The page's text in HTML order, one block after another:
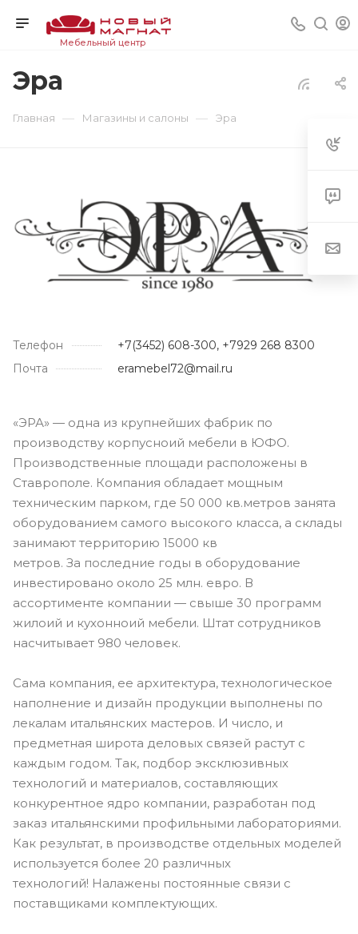
Мебельный центр
Эра
Главная — Магазины и салоны — Эра
Телефон
+7(3452) 608-300, +7929 268 8300
Почта
eramebel72@mail.ru
«ЭРА» — одна из крупнейших фабрик по
производству корпусноий мебели в ЮФО.
Производственные площади расположены в
Ставрополе. Компания обладает мощным
техническим парком, где 50 000 кв.метров занята
оборудованием самого высокого класса, а склады
занимают территорию 15000 кв
метров. За последние годы в оборудование
инвестировано около 25 млн. евро. В
ассортименте компании — свыше 30 программ
жилоий и кухонноий мебели. Штат сотрудников
насчитывает 980 человек.
Сама компания, ее архитектура, технологическое
наполнение и дизайн продукции выполнены по
лекалам итальянских мастеров. И число, и
предметная широта деловых связей растут с
каждым годом. Так, подбор эксклюзивных
технологий и материалов, составляющих
конкурентное ядро компании, разработан под
заказ итальянскими профильными лабораториями.
Как результат, в производстве отдельных моделей
используется более 20 различных
технологий! Налажены постоянные связи с
поставщиками комплектующих.